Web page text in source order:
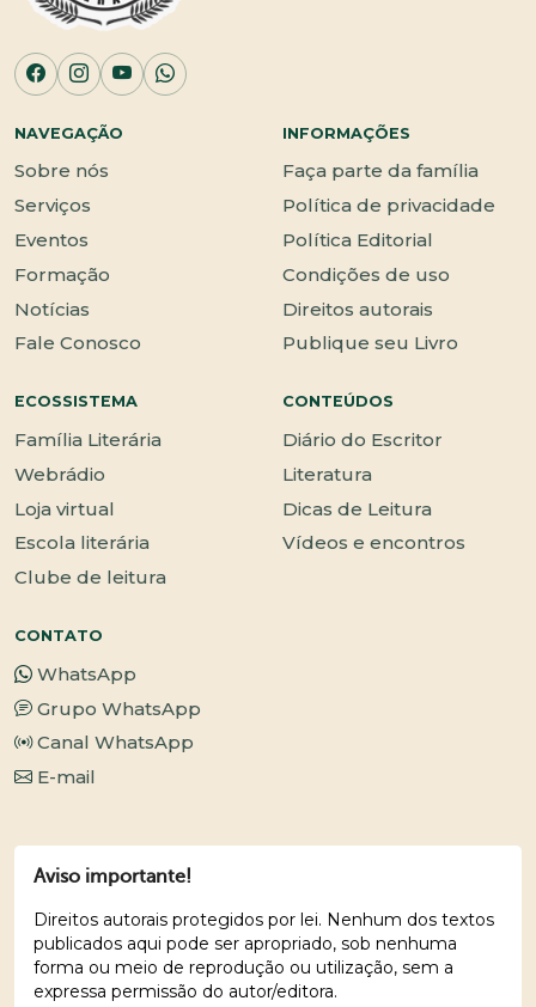
NAVEGAÇÃO
Sobre nós
Serviços
Eventos
Formação
Notícias
Fale Conosco
INFORMAÇÕES
Faça parte da família
Política de privacidade
Política Editorial
Condições de uso
Direitos autorais
Publique seu Livro
ECOSSISTEMA
Família Literária
Webrádio
Loja virtual
Escola literária
Clube de leitura
CONTEÚDOS
Diário do Escritor
Literatura
Dicas de Leitura
Vídeos e encontros
CONTATO
WhatsApp
Grupo WhatsApp
Canal WhatsApp
E-mail
Aviso importante!
Direitos autorais protegidos por lei. Nenhum dos textos
publicados aqui pode ser apropriado, sob nenhuma
forma ou meio de reprodução ou utilização, sem a
expressa permissão do autor/editora.